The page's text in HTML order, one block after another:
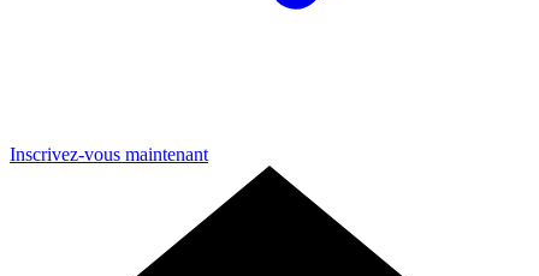
Inscrivez-vous maintenant